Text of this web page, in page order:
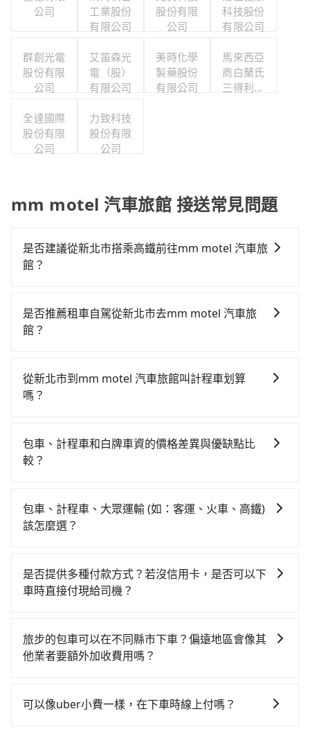
公司
工業股份
有限公司
股份有限
公司
科技股份
有限公司
群創光電
股份有限
公司
艾笛森光
電（股）
有限公司
美時化學
製藥股份
有限公司
馬來西亞
商白蘭氏
三得利股
全達國際
股份有限
公司
力致科技
股份有限
公司
mm motel 汽車旅館 接送常見問題
是否建議從新北市搭乘高鐵前往mm motel 汽車旅
館？
鐵較貴、費時、轉車麻煩！板橋-桃園雖然一天最多時有
61班車次，從最早06:34到23:08，過了末班車到清晨的
程約25分鐘。抵達高鐵站後，步行進站、現場購票並於
月台排隊的時間約20分鐘，再乘坐11~13分鐘（平均13
約花30分鐘、車費500元後，抵達mm motel 汽車旅館
(桃園市桃園區) 的目的地。全程加上轉車時間共1小時28
均花費約460元，費時33分鐘。選擇搭乘高鐵而不預約
包車，不僅每人至少額外負擔20元車資，而且更會額外
車共乘服務，最多可再節省50%的交通費用。
是否推薦租車自駕從新北市去mm motel 汽車旅
館？
對的時間彈性，在北北基桃竹有提供甲地乙還的iRent應
該適合你。註冊完iRent的app後，可以每小時
汽車旅館的花費預估為$250~350，雖已將eTag和可能
的每小時40元路邊停車費用預估進去，但額外的汽車保
體驗較差的車款，如果人數超過四位，更是沒有較大的
七人座或九人座可供選擇，而且無人租車最令人詬病的
透一樣。另外，偶爾也會遇到明明已經預約了時間但上
一位用戶卻遲遲尚未歸還，又或者要還車時卻偏偏找不
實際使用時還是有其區域的限制，實際可停靠的地點與
你的上下車地點仍有段距離，在遇到下雨天或者載行李
從新北市到mm motel 汽車旅館叫計程車划算
嗎？
灣大車隊、Uber、Line Taxi、Yoxi等，如果在路邊攔不
到車，也可考慮打電話至附近的計程車隊，如櫻華交
tripool的專車服務可再更便宜。雖然新北市區到mm
motel 汽車旅館的跳表小黃可能較為便宜，但當你們人
包車、計程車和白牌車資的價格差異與優缺點比
較？
包車：優點是搭乘舒適可以根據自己的需求安排時間和
地點上車較客製化。此外，司機還會提供各種旅遊建議
通塞車時亦會加收延遲費用，一般屬短程接駁為主。 -
白牌車：優點是價格相對較低，有的還可喊價。但安全
包車、計程車、大眾運輸 (如：客運、火車、高鐵)
該怎麼選？
擇： 預算：不同交通工具價格不同，可先確定您的預
算。計程車最貴，而大眾運輸通常較便宜。 行程：需多
車。 旅行人數：人數多時包車較方便舒適且每個人攤提
下來的車資也比較便宜，人數少可搭乘大眾運輸或計程
和方便性可選包車和計程車，喜歡探險和體驗當地文化
是否提供多種付款方式？若沒信用卡，是否可以下
車時直接付現給司機？
(VISA/MasterCard/JCB)、簽帳卡 (金融信用卡) 和
AFTEE 先享受後付款等。若您沒有信用卡，建議可以使
旅步的包車可以在不同縣市下車？偏遠地區會像其
他業者要額外加收費用嗎？
於偏遠地區，我們提供的價格已經包含了所有基本的費
可以像uber小費一樣，在下車時線上付嗎？